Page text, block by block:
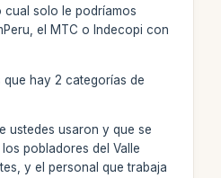
cual solo le podríamos
el MTC o Indecopi con
que hay 2 categorías de
ustedes usaron y que se
pobladores del Valle
y el personal que trabaja